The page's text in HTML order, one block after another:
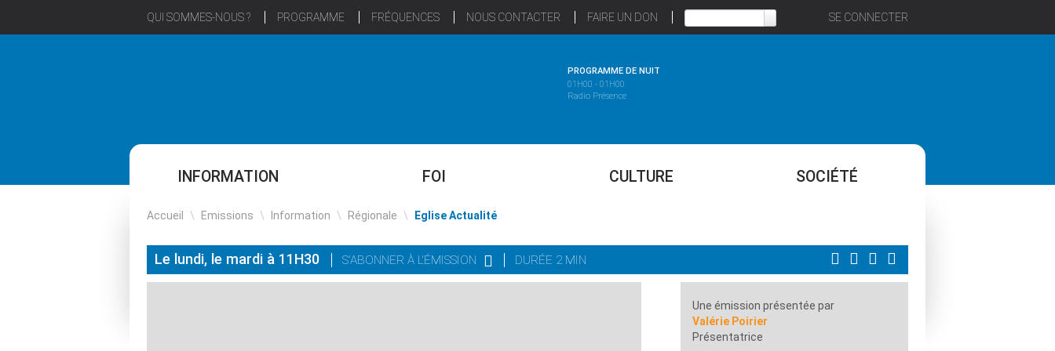
QUI SOMMES-NOUS ? PROGRAMME FRÉQUENCES NOUS CONTACTER FAIRE UN DON SE CONNECTER
PROGRAMME DE NUIT
01H00 - 01H00
Radio Présence
INFORMATION FOI CULTURE SOCIÉTÉ
Accueil \ Emissions \ Information \ Régionale \ Eglise Actualité
Le lundi, le mardi à 11H30 S'ABONNER À L'ÉMISSION DURÉE 2 MIN
Une émission présentée par
Valérie Poirier
Présentatrice